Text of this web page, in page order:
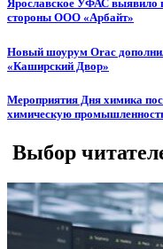
Ярославское УФАС выявило
стороны ООО «Арбайт»
Новый шоурум Orac
«Каширский Двор»
Мероприятия Дня химика
химическую
Выбор